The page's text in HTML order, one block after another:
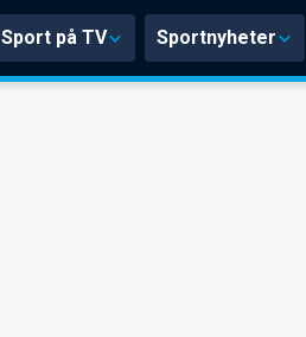
Sport på TV Sportnyheter